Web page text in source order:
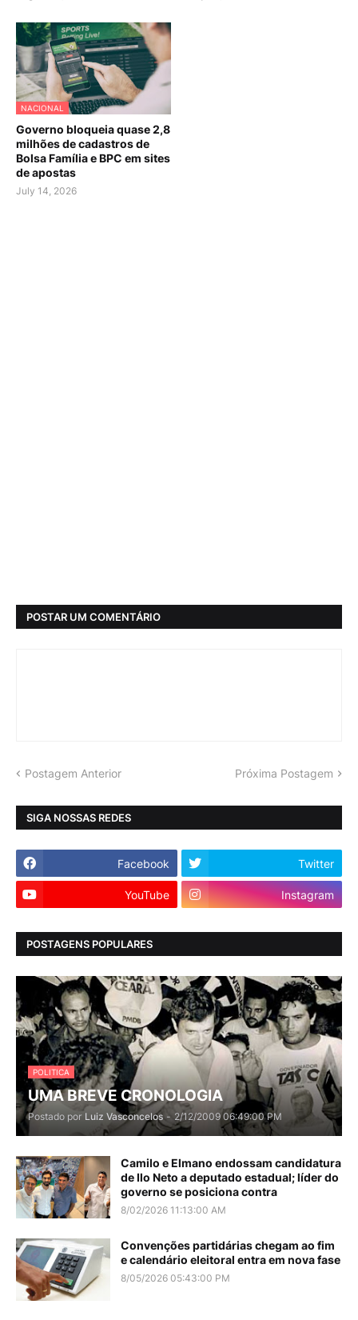
NACIONAL
Governo bloqueia quase 2,8
milhões de cadastros de
Bolsa Família e BPC em sites
de apostas
July 14, 2026
POSTAR UM COMENTÁRIO
Postagem Anterior Próxima Postagem
SIGA NOSSAS REDES
Facebook Twitter
YouTube Instagram
POSTAGENS POPULARES
POLITICA
UMA BREVE CRONOLOGIA
Postado por Luiz Vasconcelos - 2/12/2009 06:49:00 PM
Camilo e Elmano endossam candidatura
de Ilo Neto a deputado estadual; líder do
governo se posiciona contra
8/02/2026 11:13:00 AM
Convenções partidárias chegam ao fim
e calendário eleitoral entra em nova fase
8/05/2026 05:43:00 PM